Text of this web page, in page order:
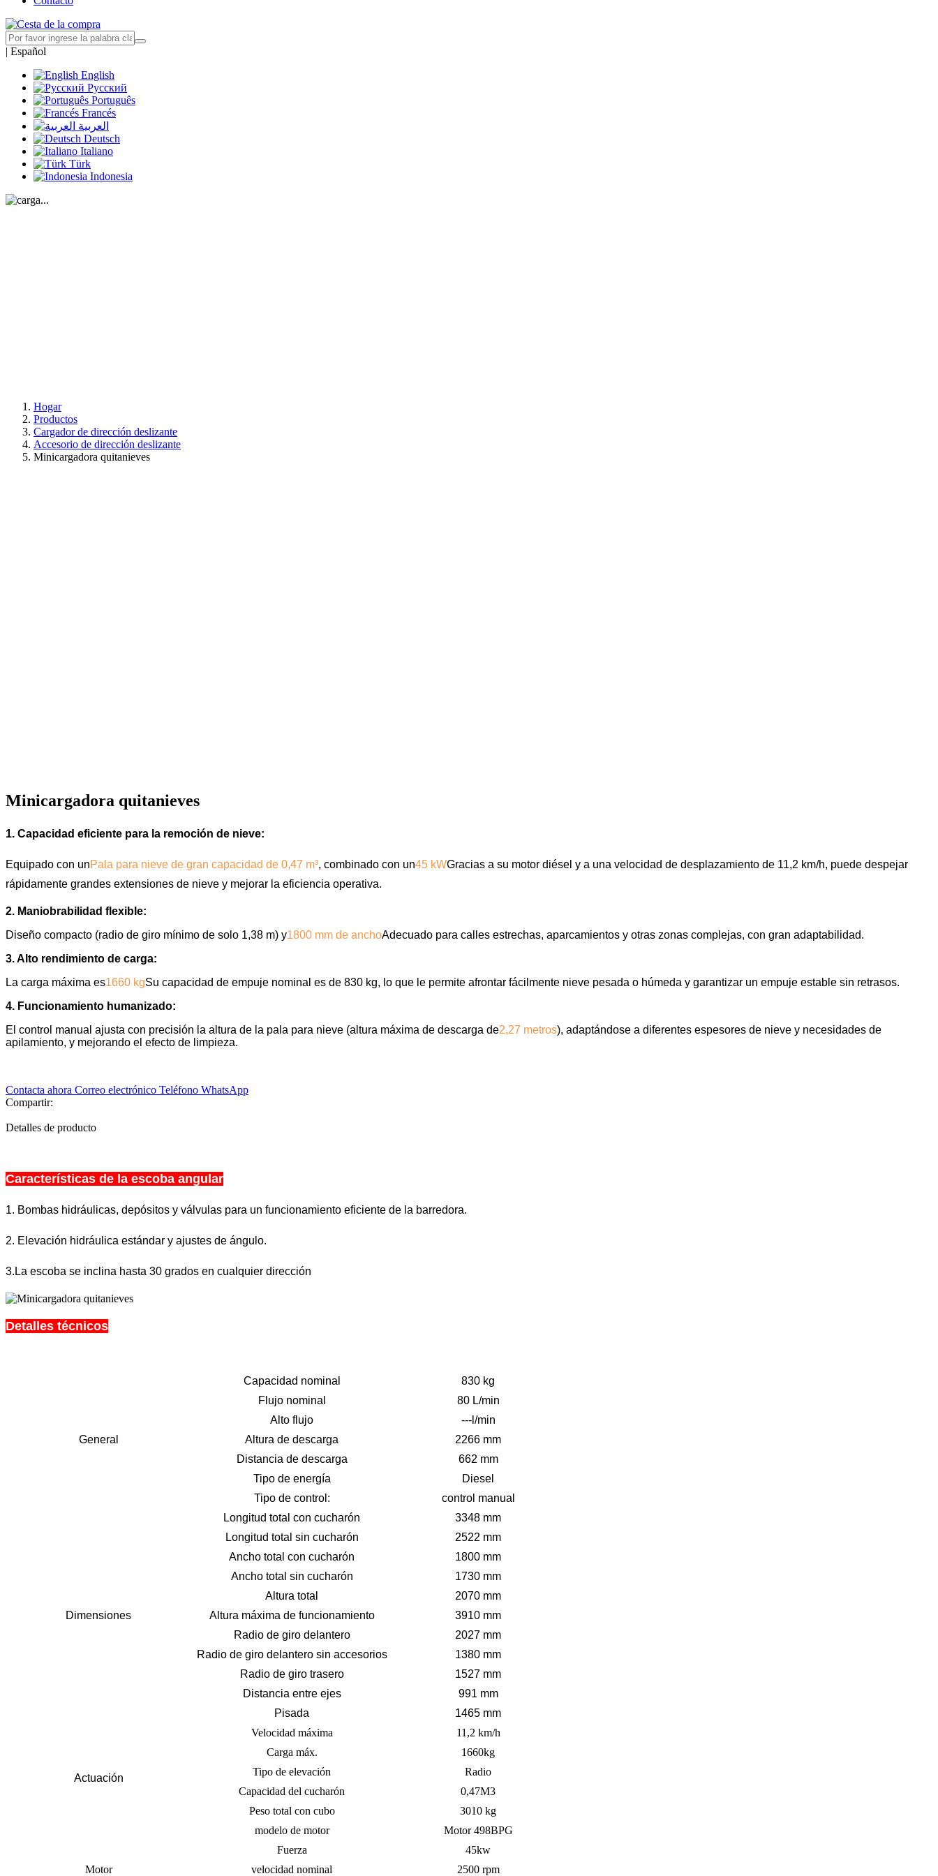
| Español
English
Русский
Português
Francés
العربية
Deutsch
Italiano
Türk
Indonesia
Hogar
Productos
Cargador de dirección deslizante
Accesorio de dirección deslizante
Minicargadora quitanieves
Minicargadora quitanieves
1. Capacidad eficiente para la remoción de nieve:
Equipado con unPala para nieve de gran capacidad de 0,47 m³, combinado con un45 kWGracias a su motor diésel y a una velocidad de desplazamiento de 11,2 km/h, puede despejar
rápidamente grandes extensiones de nieve y mejorar la eficiencia operativa.
2. Maniobrabilidad flexible:
Diseño compacto (radio de giro mínimo de solo 1,38 m) y1800 mm de anchoAdecuado para calles estrechas, aparcamientos y otras zonas complejas, con gran adaptabilidad.
3. Alto rendimiento de carga:
La carga máxima es1660 kgSu capacidad de empuje nominal es de 830 kg, lo que le permite afrontar fácilmente nieve pesada o húmeda y garantizar un empuje estable sin retrasos.
4. Funcionamiento humanizado:
El control manual ajusta con precisión la altura de la pala para nieve (altura máxima de descarga de2,27 metros), adaptándose a diferentes espesores de nieve y necesidades de
apilamiento, y mejorando el efecto de limpieza.
Contacta ahora Correo electrónico Teléfono WhatsApp
Compartir:
Detalles de producto
Características de la escoba angular
1. Bombas hidráulicas, depósitos y válvulas para un funcionamiento eficiente de la barredora.
2. Elevación hidráulica estándar y ajustes de ángulo.
3.La escoba se inclina hasta 30 grados en cualquier dirección
Detalles técnicos
General
Capacidad nominal
830 kg
Flujo nominal
80 L/min
Alto flujo
---l/min
Altura de descarga
2266 mm
Distancia de descarga
662 mm
Tipo de energía
Diesel
Tipo de control:
control manual
Dimensiones
Longitud total con cucharón
3348 mm
Longitud total sin cucharón
2522 mm
Ancho total con cucharón
1800 mm
Ancho total sin cucharón
1730 mm
Altura total
2070 mm
Altura máxima de funcionamiento
3910 mm
Radio de giro delantero
2027 mm
Radio de giro delantero sin accesorios
1380 mm
Radio de giro trasero
1527 mm
Distancia entre ejes
991 mm
Pisada
1465 mm
Actuación
Velocidad máxima
11,2 km/h
Carga máx.
1660kg
Tipo de elevación
Radio
Capacidad del cucharón
0,47M3
Peso total con cubo
3010 kg
Motor
modelo de motor
Motor 498BPG
Fuerza
45kw
velocidad nominal
2500 rpm